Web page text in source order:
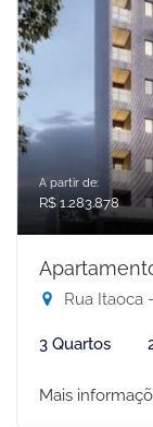
A partir de:
R$ 1.283.878
Rua Itaoca
3 Quartos
Mais